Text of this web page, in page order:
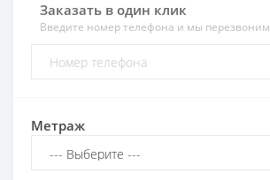
Заказать в один клик
Введите номер телефона и мы перезвоним
Метраж